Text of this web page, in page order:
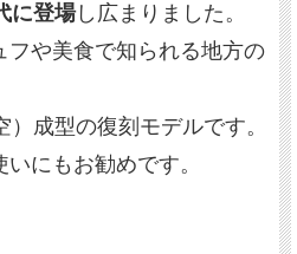
に登場し広まりました。
フや美食で知られる地方の
成型の復刻モデルです。
にもお勧めです。